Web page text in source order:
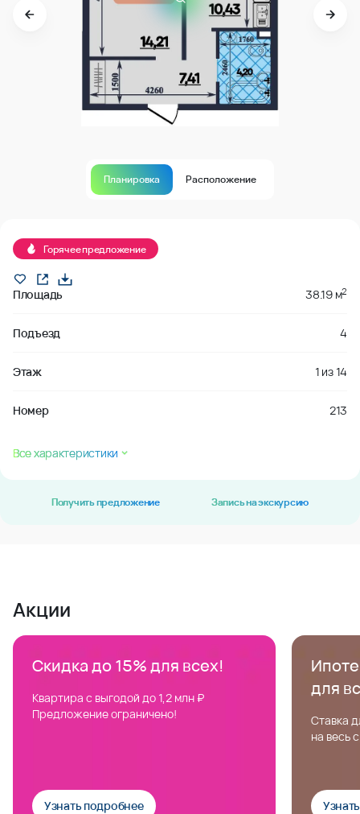
Планировка Расположение
Горячее предложение
Площадь 38.19 м2
Подъезд 4
Этаж 1 из14
Номер 213
Все характеристики
Получить предложение Запись на экскурсию
Акции
Скидка до 15% для всех!
Квартира с выгодой до 1,2 млн ₽
Предложение ограничено!
Узнать подробнее
для
Ставка
на весь